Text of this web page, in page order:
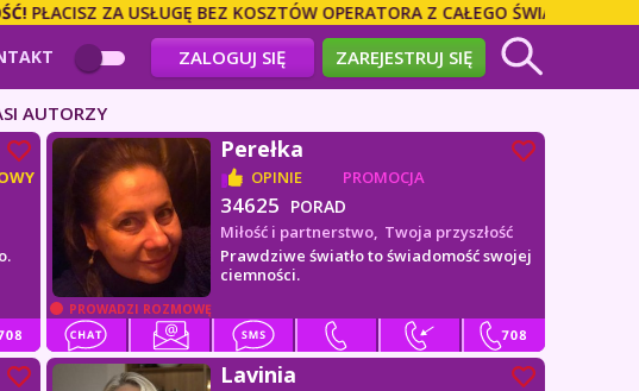
ZA USŁUGĘ BEZ KOSZTÓW OPERATORA Z CAŁEGO ŚWIATA! DZWOŃ
ZALOGUJ SIĘ ZAREJESTRUJ SIĘ
AUTORZY
PROWADZI ROZMOWĘ
Perełka
OPINIE PROMOCJA
34625 PORAD
Miłość i partnerstwo, Twoja przyszłość
Prawdziwe światło to świadomość swojej
ciemności.
Lavinia